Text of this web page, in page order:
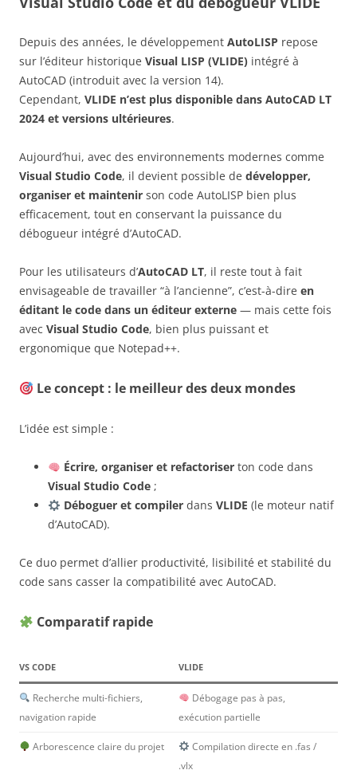
Depuis des années, le développement AutoLISP repose
sur l’éditeur historique Visual LISP (VLIDE) intégré à
AutoCAD (introduit avec la version 14).
Cependant, VLIDE n’est plus disponible dans AutoCAD LT
2024 et versions ultérieures.
Aujourd’hui, avec des environnements modernes comme
Visual Studio Code, il devient possible de développer,
organiser et maintenir son code AutoLISP bien plus
efficacement, tout en conservant la puissance du
débogueur intégré d’AutoCAD.
Pour les utilisateurs d’AutoCAD LT, il reste tout à fait
envisageable de travailler “à l’ancienne”, c’est-à-dire en
éditant le code dans un éditeur externe — mais cette fois
avec Visual Studio Code, bien plus puissant et
ergonomique que Notepad++.
Le concept : le meilleur des deux mondes
L’idée est simple :
Écrire, organiser et refactoriserton code dans
Visual Studio Code ;
Déboguer et compilerdans VLIDE (le moteur natif
d’AutoCAD).
Ce duo permet d’allier productivité, lisibilité et stabilité du
code sans casser la compatibilité avec AutoCAD.
Comparatif rapide
VS CODE VLIDE
Recherche multi-fichiers,
navigation rapide
Débogage pas à pas,
exécution partielle
Arborescence claire du projet
Compilation directe en .fas /
.vlx